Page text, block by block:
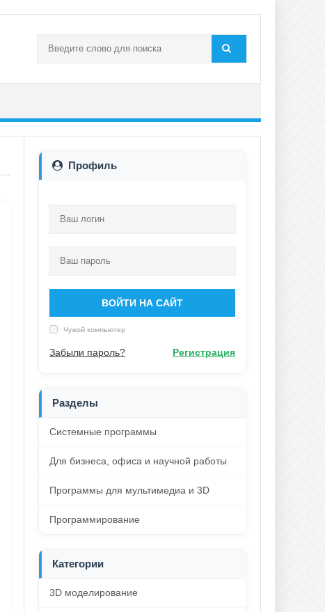
Профиль
ВОЙТИ НА САЙТ
Чужой компьютер
Забыли пароль? Регистрация
Разделы
Системные программы
Для бизнеса, офиса и научной работы
Программы для мультимедиа и 3D
Программирование
Категории
3D моделирование